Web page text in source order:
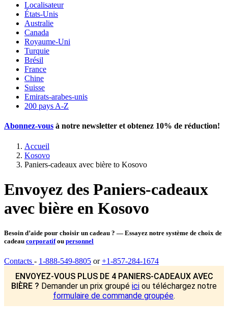
Localisateur
États-Unis
Australie
Canada
Royaume-Uni
Turquie
Brésil
France
Chine
Suisse
Emirats-arabes-unis
200 pays A-Z
Abonnez-vous à notre newsletter et obtenez 10% de réduction!
Accueil
Kosovo
Paniers-cadeaux avec bière to Kosovo
Envoyez des Paniers-cadeaux
avec bière en Kosovo
Besoin d’aide pour choisir un cadeau ? — Essayez notre système de choix de
cadeau corporatifou personnel
Contacts - 1-888-549-8805 or+1-857-284-1674
ENVOYEZ-VOUS PLUS DE 4 PANIERS-CADEAUX AVEC
BIÈRE ? Demander un prix groupé ici ou téléchargez notre
formulaire de commande groupée.